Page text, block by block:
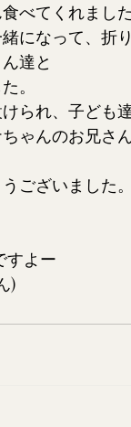
べてくれました
になって、折
達と
。
られ、子ども
ゃんのお兄さ
ございました。
すよー
)